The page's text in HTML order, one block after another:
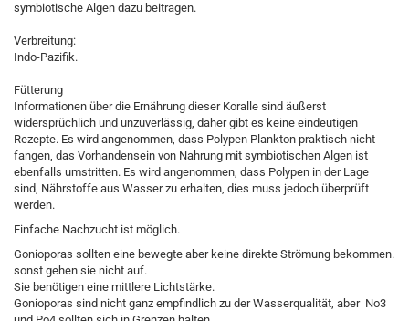
symbiotische Algen dazu beitragen.
Verbreitung:
Indo-Pazifik.
Fütterung
Informationen über die Ernährung dieser Koralle sind äußerst
widersprüchlich und unzuverlässig, daher gibt es keine eindeutigen
Rezepte. Es wird angenommen, dass Polypen Plankton praktisch nicht
fangen, das Vorhandensein von Nahrung mit symbiotischen Algen ist
ebenfalls umstritten. Es wird angenommen, dass Polypen in der Lage
sind, Nährstoffe aus Wasser zu erhalten, dies muss jedoch überprüft
werden.
Einfache Nachzucht ist möglich.
Gonioporas sollten eine bewegte aber keine direkte Strömung bekommen.
sonst gehen sie nicht auf.
Sie benötigen eine mittlere Lichtstärke.
Gonioporas sind nicht ganz empfindlich zu der Wasserqualität, aber No3